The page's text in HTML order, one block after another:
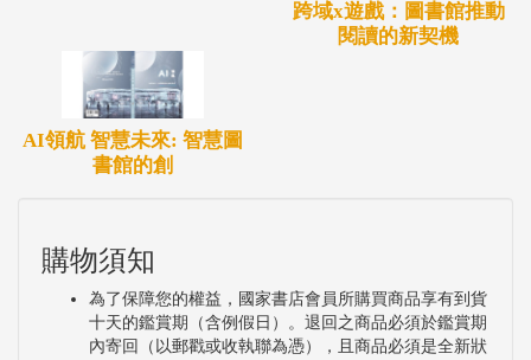
跨域x遊戲：圖書館推動
閱讀的新契機
AI領航 智慧未來: 智慧圖
書館的創
購物須知
為了保障您的權益，國家書店會員所購買商品享有到貨
十天的鑑賞期（含例假日）。退回之商品必須於鑑賞期
內寄回（以郵戳或收執聯為憑），且商品必須是全新狀